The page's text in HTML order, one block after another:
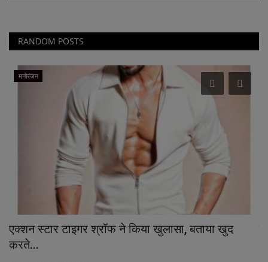
RANDOM POSTS
मनोरंजन
एक्शन स्टार टाइगर श्रॉफ ने किया खुलासा, बताया खुद
करते...